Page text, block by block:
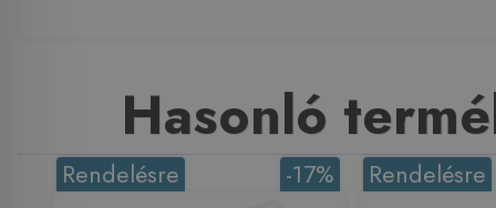
Hasonló
-17%
Rendelésre Rendelésre